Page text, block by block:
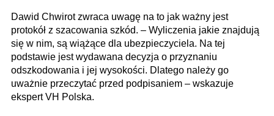
Dawid Chwirot zwraca uwagę na to jak ważny jest
protokół z szacowania szkód. – Wyliczenia jakie znajdują
się w nim, są wiążące dla ubezpieczyciela. Na tej
podstawie jest wydawana decyzja o przyznaniu
odszkodowania i jej wysokości. Dlatego należy go
uważnie przeczytać przed podpisaniem – wskazuje
ekspert VH Polska.